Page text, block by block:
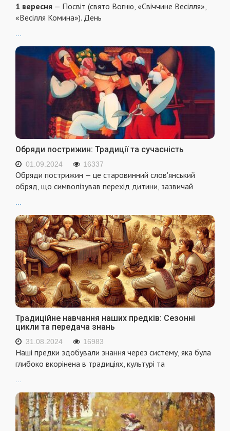
1 вересня — Посвіт (свято Вогню, «Свіччине Весілля»,
«Весілля Комина»). День
Обряди пострижин: Традиції та сучасність
01.09.2024 16337
Обряди пострижин — це старовинний слов'янський
обряд, що символізував перехід дитини, зазвичай
Традиційне навчання наших предків: Сезонні
цикли та передача знань
31.08.2024 16983
Наші предки здобували знання через систему, яка була
глибоко вкорінена в традиціях, культурі та
...